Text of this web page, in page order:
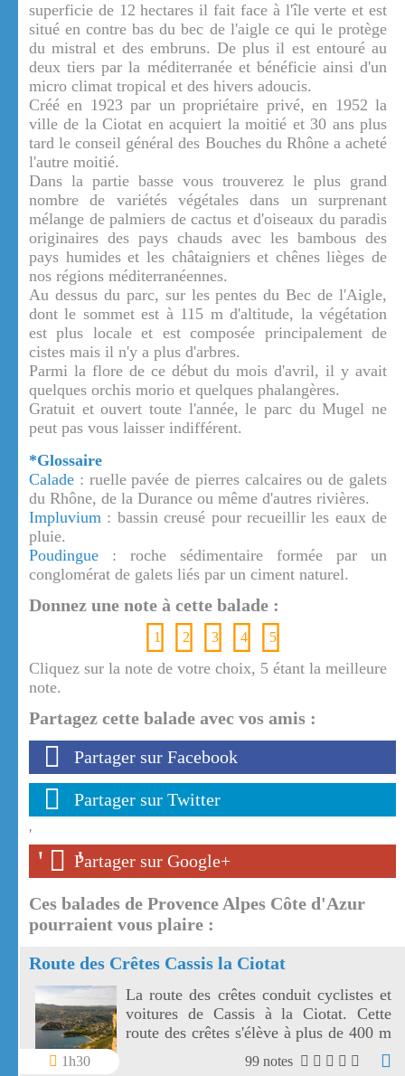
superficie de 12 hectares il fait face à l'île verte et est
situé en contre bas du bec de l'aigle ce qui le protège
du mistral et des embruns. De plus il est entouré au
deux tiers par la méditerranée et bénéficie ainsi d'un
micro climat tropical et des hivers adoucis.
Créé en 1923 par un propriétaire privé, en 1952 la
ville de la Ciotat en acquiert la moitié et 30 ans plus
tard le conseil général des Bouches du Rhône a acheté
l'autre moitié.
Dans la partie basse vous trouverez le plus grand
nombre de variétés végétales dans un surprenant
mélange de palmiers de cactus et d'oiseaux du paradis
originaires des pays chauds avec les bambous des
pays humides et les châtaigniers et chênes lièges de
nos régions méditerranéennes.
Au dessus du parc, sur les pentes du Bec de l'Aigle,
dont le sommet est à 115 m d'altitude, la végétation
est plus locale et est composée principalement de
cistes mais il n'y a plus d'arbres.
Parmi la flore de ce début du mois d'avril, il y avait
quelques orchis morio et quelques phalangères.
Gratuit et ouvert toute l'année, le parc du Mugel ne
peut pas vous laisser indifférent.
*Glossaire
Calade : ruelle pavée de pierres calcaires ou de galets
du Rhône, de la Durance ou même d'autres rivières.
Impluvium : bassin creusé pour recueillir les eaux de
pluie.
Poudingue : roche sédimentaire formée par un
conglomérat de galets liés par un ciment naturel.
Donnez une note à cette balade :
1 2 3 4 5
Cliquez sur la note de votre choix, 5 étant la meilleure
note.
Partagez cette balade avec vos amis :
Partager sur Facebook
Partager sur Twitter
'
' '
Partager sur Google+
Ces balades de Provence Alpes Côte d'Azur
pourraient vous plaire :
Route des Crêtes Cassis la Ciotat
1h30
La route des crêtes conduit cyclistes et
voitures de Cassis à la Ciotat. Cette
route des crêtes s'élève à plus de 400 m
et surplombe la mer au travers plusieurs
99 notes